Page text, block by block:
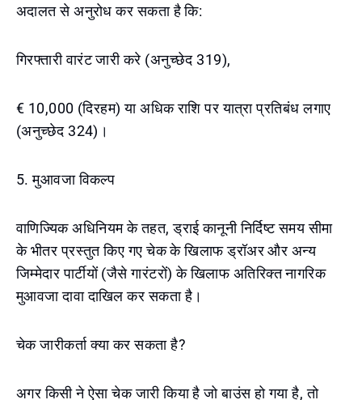
अदालत से अनुरोध कर सकता है कि:
गिरफ्तारी वारंट जारी करे (अनुच्छेद 319),
€ 10,000 (दिरहम) या अधिक राशि पर यात्रा प्रतिबंध लगाए
(अनुच्छेद 324)।
5. मुआवजा विकल्प
वाणिज्यिक अधिनियम के तहत, ड्राई कानूनी निर्दिष्ट समय सीमा
के भीतर प्रस्तुत किए गए चेक के खिलाफ ड्रॉअर और अन्य
जिम्मेदार पार्टीयों (जैसे गारंटरों) के खिलाफ अतिरिक्त नागरिक
मुआवजा दावा दाखिल कर सकता है।
चेक जारीकर्ता क्या कर सकता है?
अगर किसी ने ऐसा चेक जारी किया है जो बाउंस हो गया है, तो